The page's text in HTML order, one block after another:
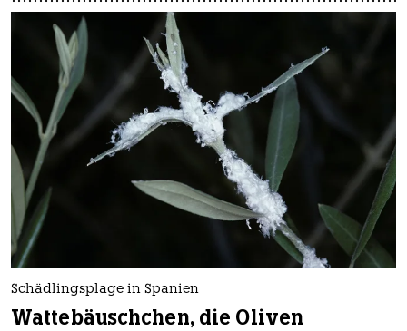
Schädlingsplage in Spanien
Wattebäuschchen, die Oliven